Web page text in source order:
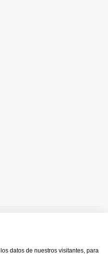
datos de nuestros visitantes, para